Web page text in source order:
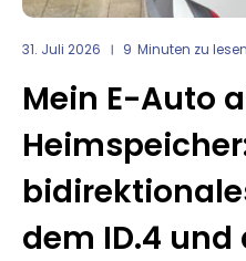
31. Juli 2026 9 Minuten zu lesen
Mein E-Auto
dem ID.4